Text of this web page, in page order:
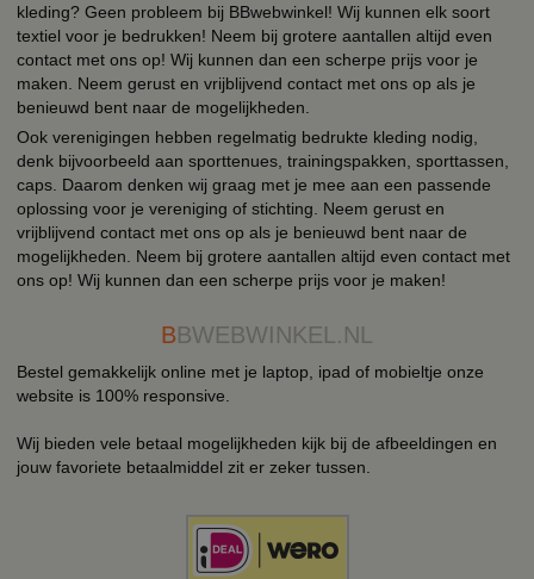
kleding? Geen probleem bij BBwebwinkel! Wij kunnen elk soort
textiel voor je bedrukken! Neem bij grotere aantallen altijd even
contact met ons op! Wij kunnen dan een scherpe prijs voor je
maken. Neem gerust en vrijblijvend contact met ons op als je
benieuwd bent naar de mogelijkheden.
Ook verenigingen hebben regelmatig bedrukte kleding nodig,
denk bijvoorbeeld aan sporttenues, trainingspakken, sporttassen,
caps. Daarom denken wij graag met je mee aan een passende
oplossing voor je vereniging of stichting. Neem gerust en
vrijblijvend contact met ons op als je benieuwd bent naar de
mogelijkheden. Neem bij grotere aantallen altijd even contact met
ons op! Wij kunnen dan een scherpe prijs voor je maken!
BBWEBWINKEL.NL
Bestel gemakkelijk online met je laptop, ipad of mobieltje onze
website is 100% responsive.
Wij bieden vele betaal mogelijkheden kijk bij de afbeeldingen en
jouw favoriete betaalmiddel zit er zeker tussen.